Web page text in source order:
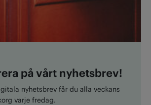
på vårt nyhetsbrev!
nyhetsbrev får du alla veckans
varje fredag.